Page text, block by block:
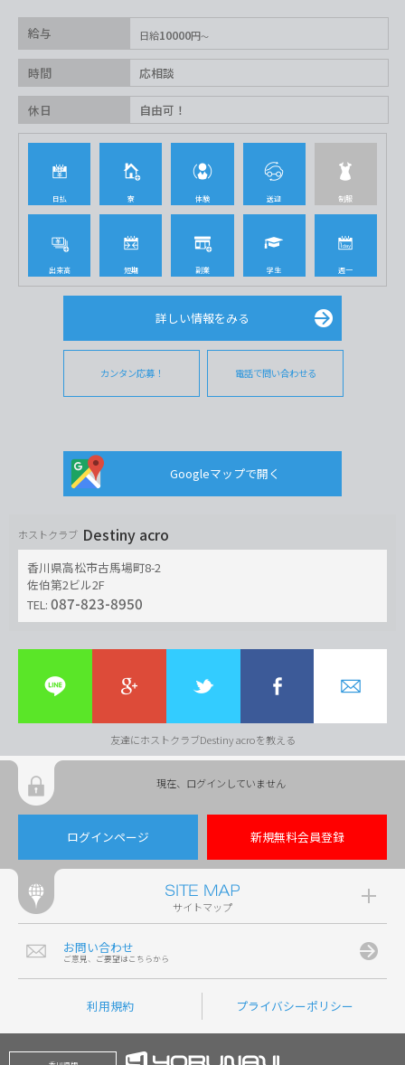
給与 日給10000円
時間 応相談
休日 自由可！
日払 寮 体験 送迎 制服
出来高 短期 副業 学生 週一
詳しい情報をみる
カンタン応募！ 電話で問い合わせる
Googleマップで開く
ホストクラブ Destiny acro
香川県高松市古馬場町8-2
佐伯第2ビル2F
TEL: 087-823-8950
友達にホストクラブDestiny acroを教える
現在、ログインしていません
ログインページ 新規無料会員登録
サイトマップ
お問い合わせ
ご意見、ご要望はこちらから
利用規約 プライバシーポリシー